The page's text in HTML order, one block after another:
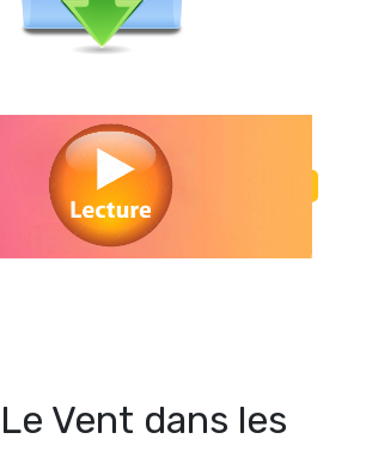
Vent dans les